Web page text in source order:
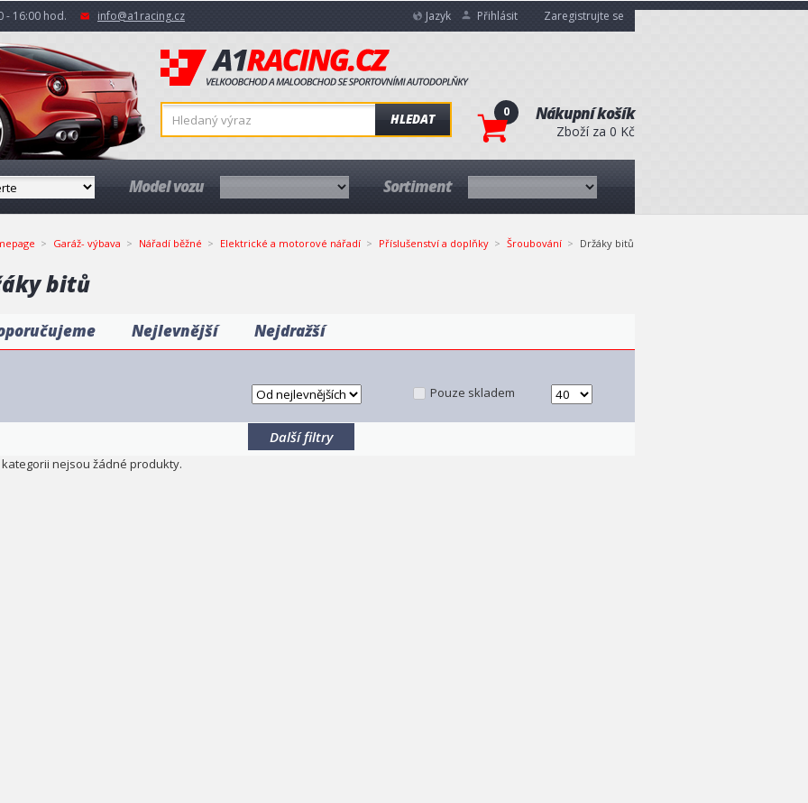
- 16:00 hod. info@a1racing.cz Jazyk Přihlásit Zaregistrujte se
HLEDAT 0 Nákupní košík
Zboží za 0 Kč
Model vozu Sortiment
Garáž- výbava Nářadí běžné Elektrické a motorové nářadí Příslušenství a doplňky Šroubování Držáky bitů
bitů
Nejlevnější Nejdražší
Pouze skladem
Další filtry
kategorii nejsou žádné produkty.